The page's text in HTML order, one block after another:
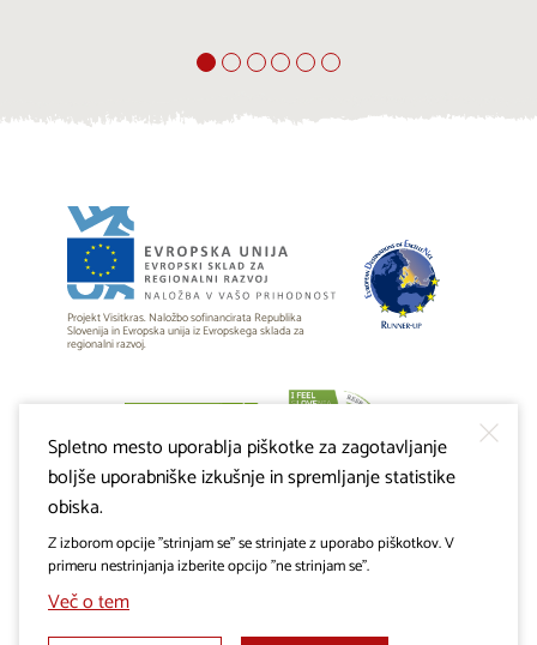
Projekt Visitkras. Naložbo sofinancirata Republika
Slovenija in Evropska unija iz Evropskega sklada za
regionalni razvoj.
Spletno mesto uporablja piškotke za zagotavljanje
boljše uporabniške izkušnje in spremljanje statistike
obiska.
Z izborom opcije "strinjam se" se strinjate z uporabo piškotkov. V
primeru nestrinjanja izberite opcijo "ne strinjam se".
Več o tem